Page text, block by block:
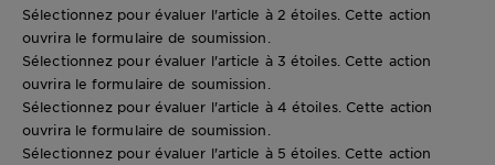
Sélectionnez pour évaluer l'article à 2 étoiles. Cette action
ouvrira le formulaire de soumission.
Sélectionnez pour évaluer l'article à 3 étoiles. Cette action
ouvrira le formulaire de soumission.
Sélectionnez pour évaluer l'article à 4 étoiles. Cette action
ouvrira le formulaire de soumission.
Sélectionnez pour évaluer l'article à 5 étoiles. Cette action